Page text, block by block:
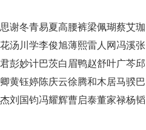
谢冬青易夏高腰裤梁佩瑚蔡艾珈
汤川学李俊旭薄熙雷人网 冯溪张
彭妙计巴茨白眉鸭赵舒叶广芩邱
黄钰婷陈庆云徐腾和木居马骙巴
刘国钧冯耀辉曹启泰董家禄杨韬